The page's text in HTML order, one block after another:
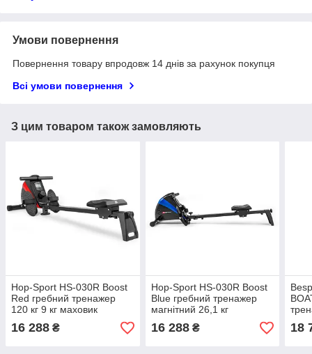
Умови повернення
Повернення товару впродовж 14 днів за рахунок покупця
Всі умови повернення
З цим товаром також замовляють
Hop-Sport HS-030R Boost
Red гребний тренажер
120 кг 9 кг маховик
16 288 ₴
Hop-Sport HS-030R Boost
Blue гребний тренажер
магнітний 26,1 кг
16 288₴ 18